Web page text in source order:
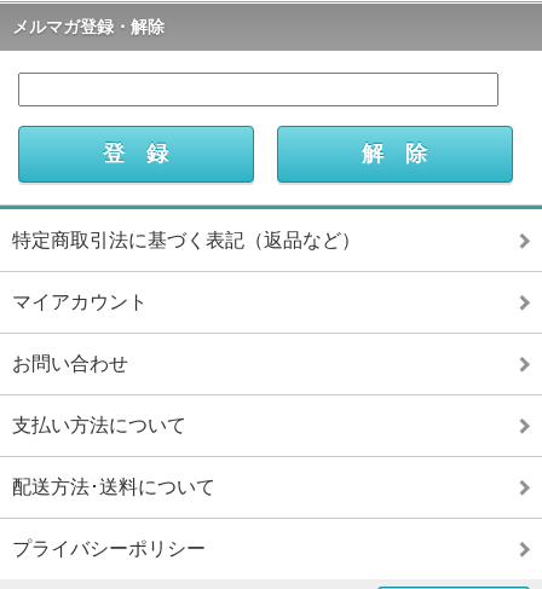
メルマガ登録・解除
特定商取引法に基づく表記（返品など）
マイアカウント
お問い合わせ
支払い方法について
配送方法･送料について
プライバシーポリシー